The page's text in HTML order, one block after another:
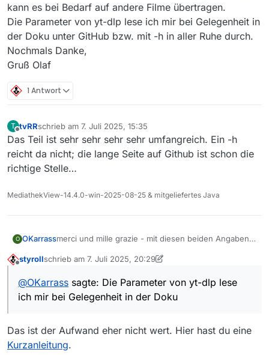
kann es bei Bedarf auf andere Filme übertragen.
Die Parameter von yt-dlp lese ich mir bei Gelegenheit in
der Doku unter GitHub bzw. mit -h in aller Ruhe durch.
Nochmals Danke,
Gruß Olaf
1 Antwort
T
Offline
tvRRschrieb am 7. Juli 2025, 15:35
zuletzt editiert von
Das Teil ist sehr sehr sehr sehr umfangreich. Ein -h
reicht da nicht; die lange Seite auf Github ist schon die
richtige Stelle…
MediathekView-14.4.0-win-2025-08-25 & mitgeliefertes Java
O OKarrassmerci und mille grazie - mit diesen beiden Angaben
außer der Film-URL noch nicht verstanden habe) gut
übertragen.
Die Parameter von yt-dlp lese ich mir bei Gelegenheit
Nochmals Danke,
Gruß Olaf
Offline
styrollschrieb am 7. Juli 2025, 20:29
zuletzt editiert von styroll7. Juli 2025, 23:29
@OKarrass sagte: Die Parameter von yt-dlp lese
ich mir bei Gelegenheit in der Doku
Das ist der Aufwand eher nicht wert. Hier hast du eine
Kurzanleitung.